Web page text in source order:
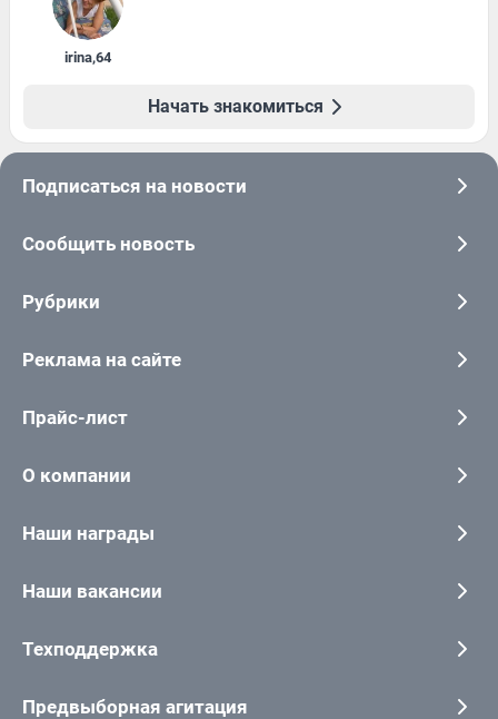
irina,64
Начать знакомиться
Подписаться на новости
Сообщить новость
Рубрики
Реклама на сайте
Прайс-лист
О компании
Наши награды
Наши вакансии
Техподдержка
Предвыборная агитация